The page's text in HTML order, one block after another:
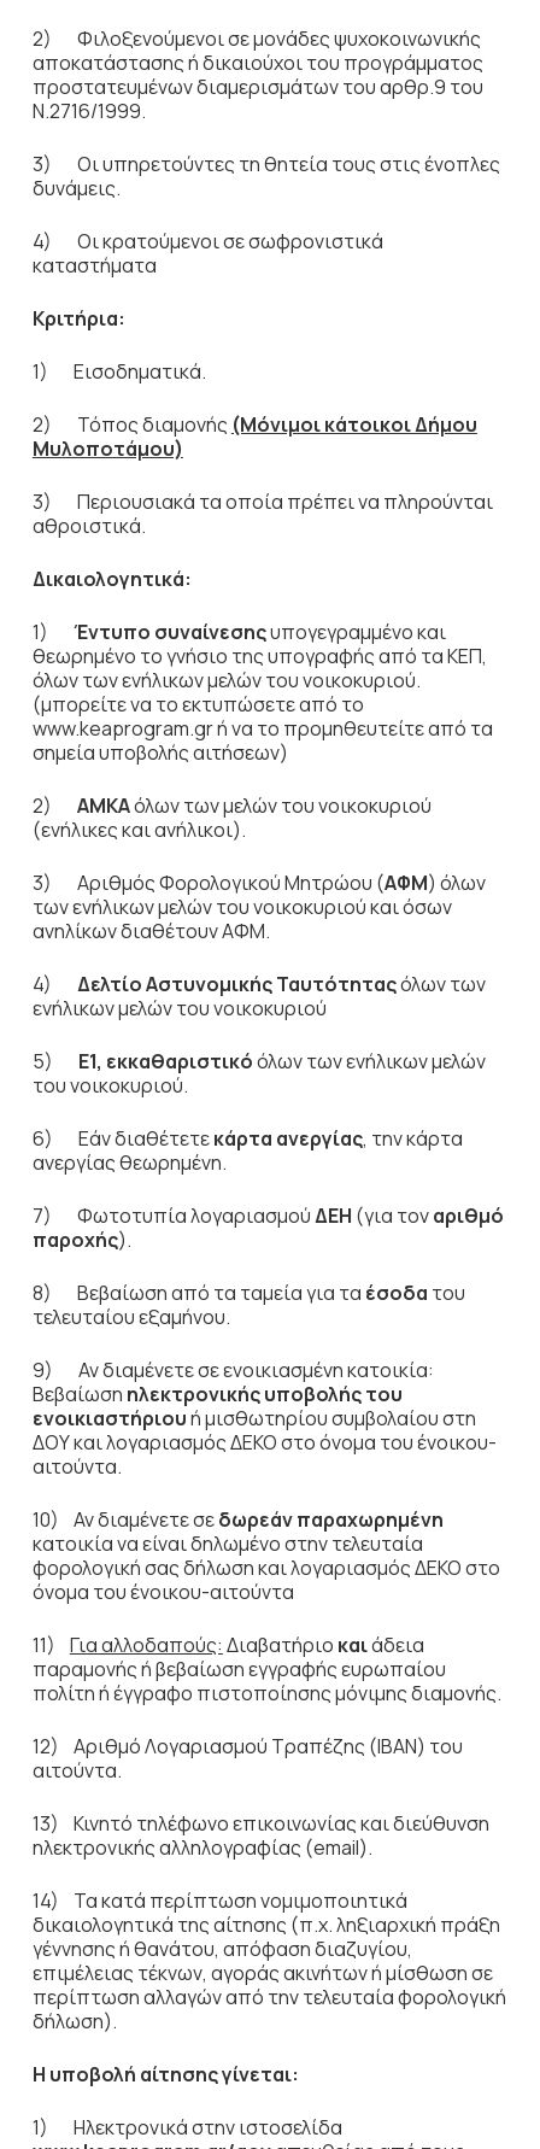
2) Φιλοξενούμενοι σε μονάδες ψυχοκοινωνικής
αποκατάστασης ή δικαιούχοι του προγράμματος
προστατευμένων διαμερισμάτων του αρθρ.9 του
Ν.2716/1999.
3) Οι υπηρετούντες τη θητεία τους στις ένοπλες
δυνάμεις.
4) Οι κρατούμενοι σε σωφρονιστικά
καταστήματα
Κριτήρια:
1) Εισοδηματικά.
2) Τόπος διαμονής (Μόνιμοι κάτοικοι Δήμου
Μυλοποτάμου)
3) Περιουσιακά τα οποία πρέπει να πληρούνται
αθροιστικά.
Δικαιολογητικά:
1) Έντυπο συναίνεσηςυπογεγραμμένο και
θεωρημένο το γνήσιο της υπογραφής από τα ΚΕΠ,
όλων των ενήλικων μελών του νοικοκυριού.
(μπορείτε να το εκτυπώσετε από το
www.keaprogram.gr ή να το προμηθευτείτε από τα
σημεία υποβολής αιτήσεων)
2) ΑΜΚΑόλων των μελών του νοικοκυριού
(ενήλικες και ανήλικοι).
3) Αριθμός Φορολογικού Μητρώου (ΑΦΜ) όλων
των ενήλικων μελών του νοικοκυριού και όσων
ανηλίκων διαθέτουν ΑΦΜ.
4) Δελτίο Αστυνομικής Ταυτότηταςόλων των
ενήλικων μελών του νοικοκυριού
5) Ε1, εκκαθαριστικόόλων των ενήλικων μελών
του νοικοκυριού.
6) Εάν διαθέτετεκάρτα ανεργίας, την κάρτα
ανεργίας θεωρημένη.
7) Φωτοτυπία λογαριασμούΔΕΗ (για τοναριθμό
παροχής).
8) Βεβαίωση από τα ταμεία για τα έσοδα του
τελευταίου εξαμήνου.
9) Αν διαμένετε σε ενοικιασμένη κατοικία:
Βεβαίωση ηλεκτρονικής υποβολής του
ενοικιαστήριουή μισθωτηρίου συμβολαίου στη
ΔΟΥ και λογαριασμός ΔΕΚΟ στο όνομα του ένοικου-
αιτούντα.
10) Αν διαμένετε σεδωρεάν παραχωρημένη
κατοικία να είναι δηλωμένο στην τελευταία
φορολογική σας δήλωση και λογαριασμός ΔΕΚΟ στο
όνομα του ένοικου-αιτούντα
11) Για αλλοδαπούς: Διαβατήριο καιάδεια
παραμονής ή βεβαίωση εγγραφής ευρωπαίου
πολίτη ή έγγραφο πιστοποίησης μόνιμης διαμονής.
12) Αριθμό Λογαριασμού Τραπέζης (IBAN) του
αιτούντα.
13) Κινητό τηλέφωνο επικοινωνίας και διεύθυνση
ηλεκτρονικής αλληλογραφίας (email).
14) Τα κατά περίπτωση νομιμοποιητικά
δικαιολογητικά της αίτησης (π.χ. ληξιαρχική πράξη
γέννησης ή θανάτου, απόφαση διαζυγίου,
επιμέλειας τέκνων, αγοράς ακινήτων ή μίσθωση σε
περίπτωση αλλαγών από την τελευταία φορολογική
δήλωση).
Η υποβολή αίτησης γίνεται:
1) Ηλεκτρονικά στην ιστοσελίδα